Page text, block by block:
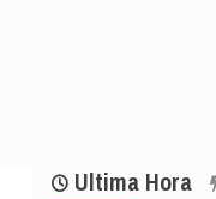
Ultima Hora